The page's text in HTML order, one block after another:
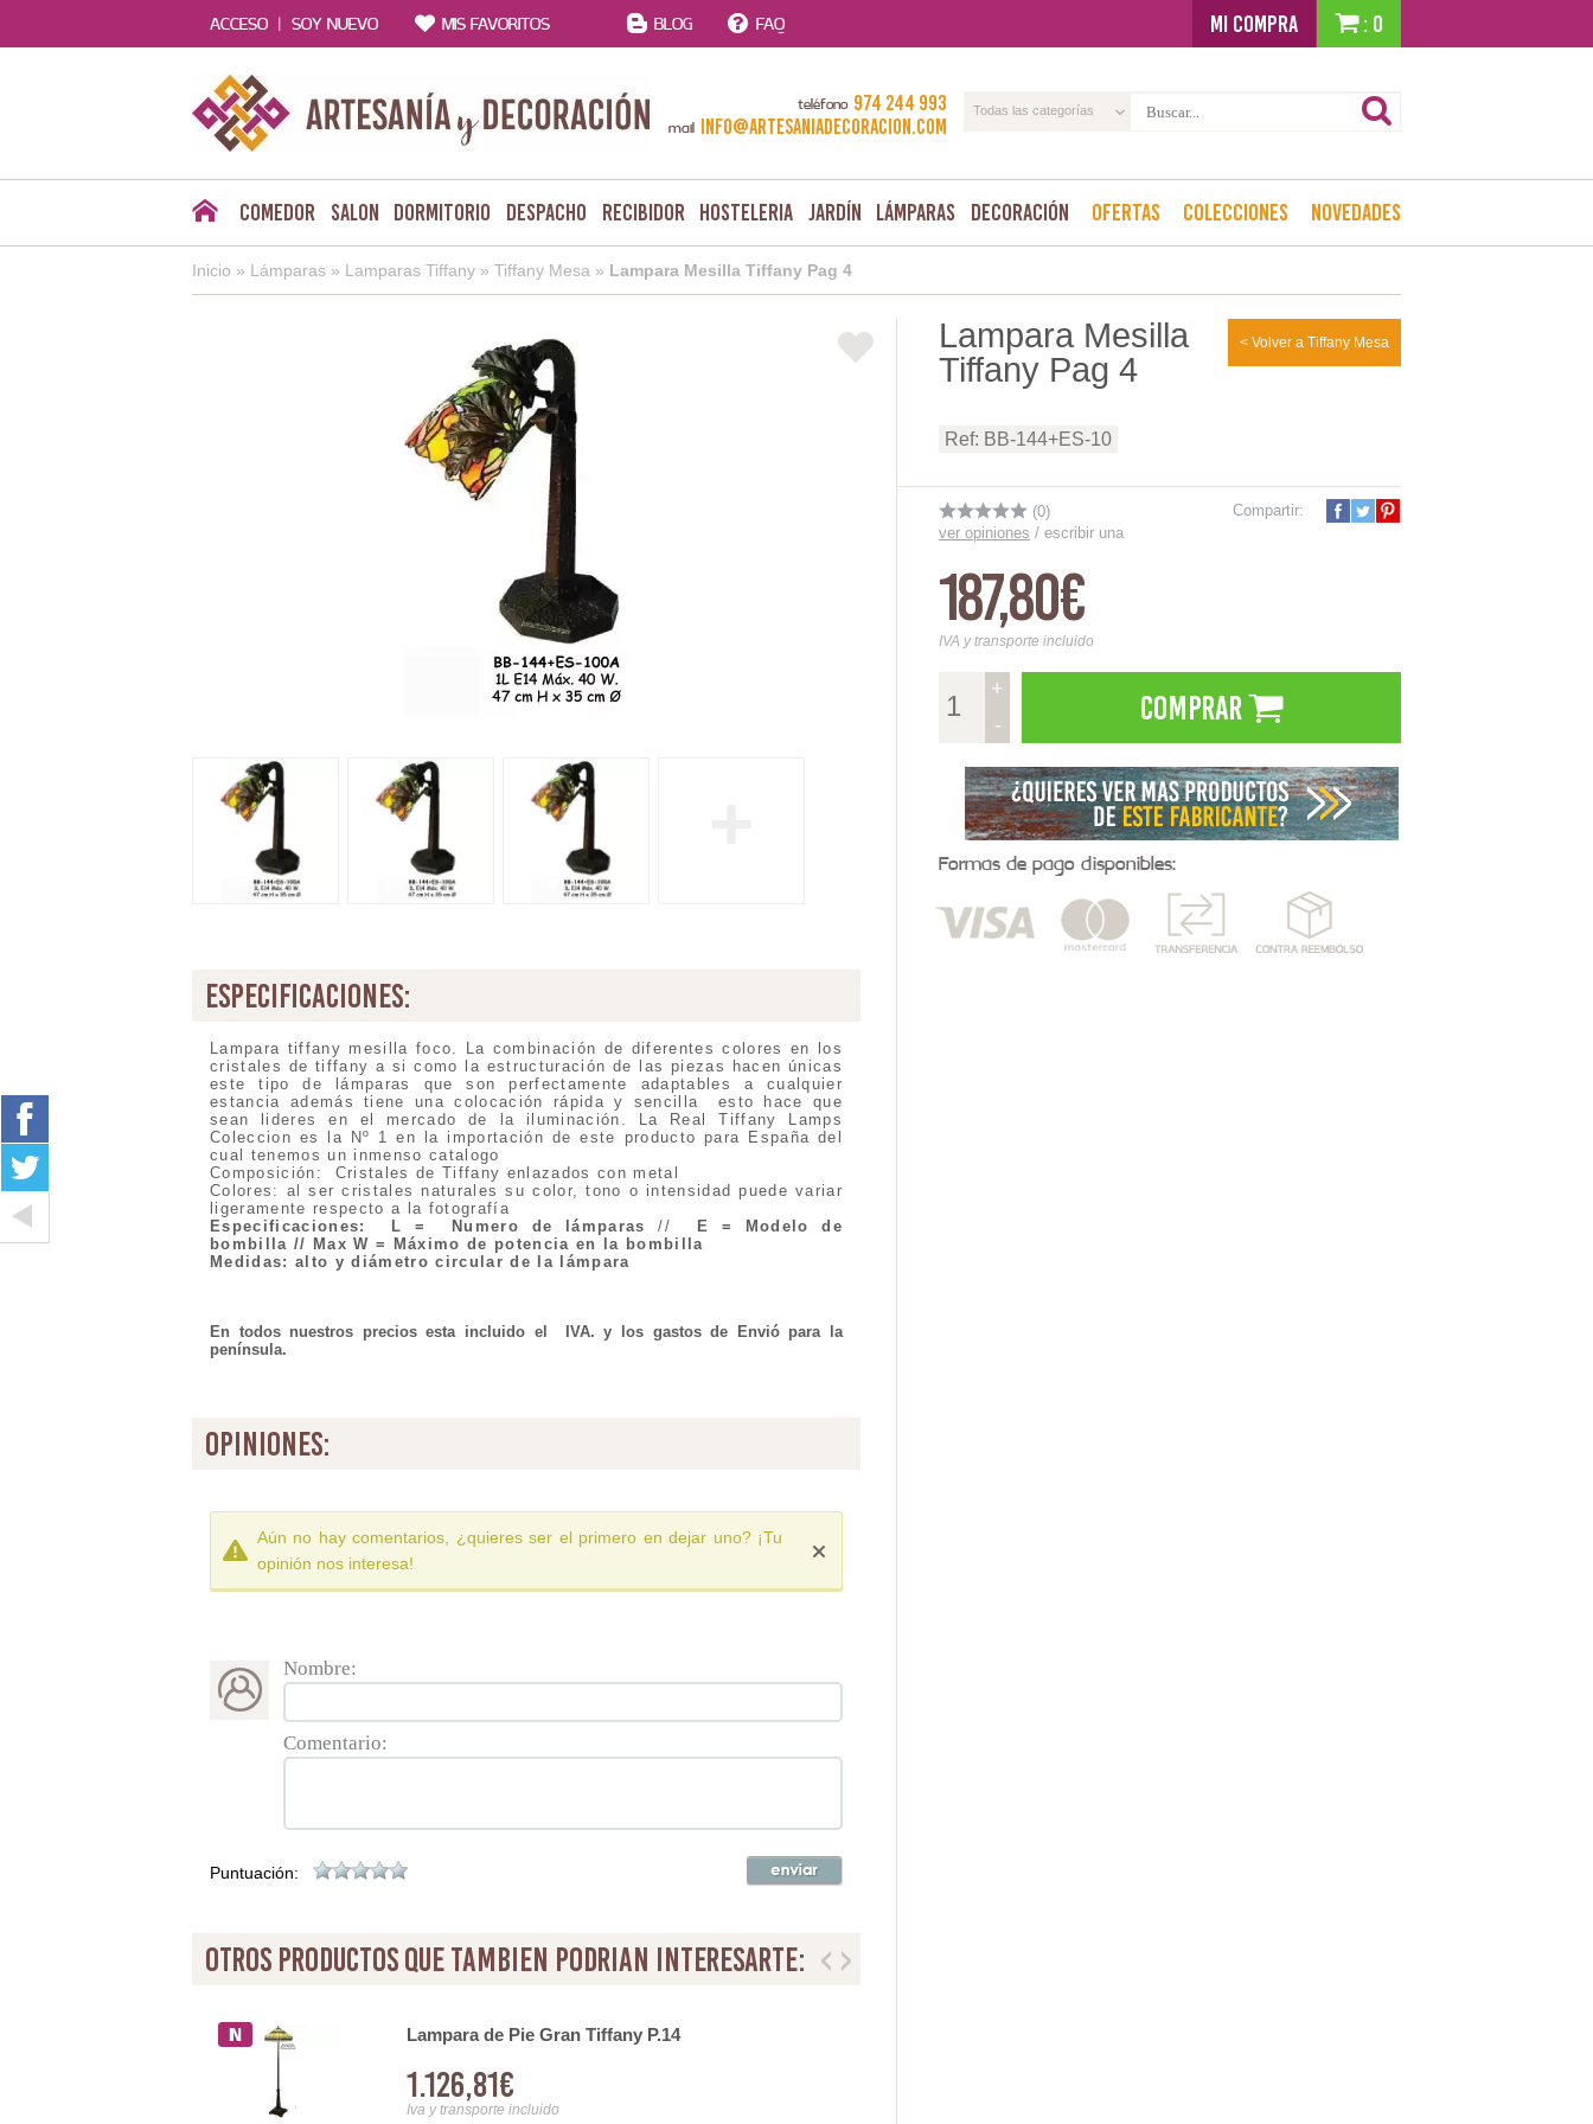
ACCESO | SOY NUEVO MIS FAVORITOS BLOG FAQ MI COMPRA : 0
teléfono 974 244 993
mail info@artesaniadecoracion.com
Todas las categorías
Comedor Salon Dormitorio Despacho Recibidor Hosteleria Jardín Lámparas Decoración Ofertas Colecciones Novedades
Inicio » Lámparas » Lamparas Tiffany » Tiffany Mesa » Lampara Mesilla Tiffany Pag 4
especificaciones:
Lampara tiffany mesilla foco. La combinación de diferentes colores en los
cristales de tiffany a si como la estructuración de las piezas hacen únicas
este tipo de lámparas que son perfectamente adaptables a cualquier
estancia además tiene una colocación rápida y sencilla esto hace que
sean lideres en el mercado de la iluminación. La Real Tiffany Lamps
Coleccion es la Nº 1 en la importación de este producto para España del
cual tenemos un inmenso catalogo
Composición: Cristales de Tiffany enlazados con metal
Colores: al ser cristales naturales su color, tono o intensidad puede variar
ligeramente respecto a la fotografía
Especificaciones: L = Numero de lámparas//
E = Modelo de
bombilla // Max W = Máximo de potencia en la bombilla
Medidas: alto y diámetro circular de la lámpara
En todos nuestros precios esta incluido el IVA. y los gastos de Envió para la
península.
opiniones:
Aún no hay comentarios, ¿quieres ser el primero en dejar uno? ¡Tu
opinión nos interesa!
Nombre:
Comentario:
Puntuación:
otros productos que tambien podrian interesarte:
Lampara de Pie Gran Tiffany P.14
1.126,81€
Iva y transporte incluido
< Volver a Tiffany Mesa
Lampara Mesilla
Tiffany Pag 4
Ref: BB-144+ES-10
(0)
ver opiniones / escribir una
Compartir:
187,80€
IVA y transporte incluido
+
-
Comprar
Formas de pago disponibles: